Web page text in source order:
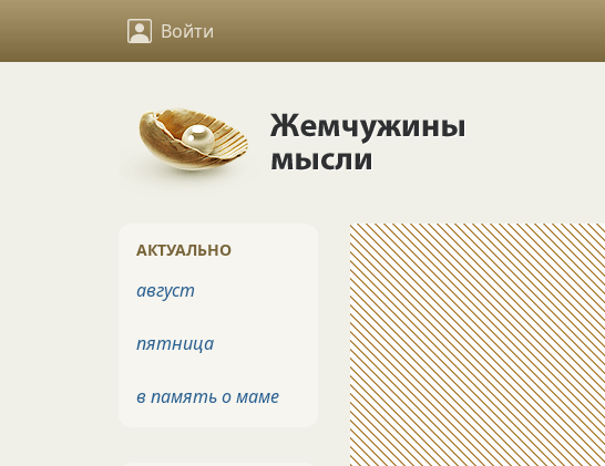
Войти
АКТУАЛЬНО
август
пятница
в память о маме